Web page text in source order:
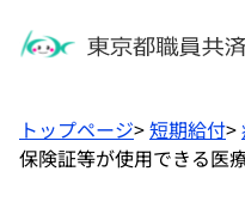
トップページ>短期給付>
保険証等が使用できる医